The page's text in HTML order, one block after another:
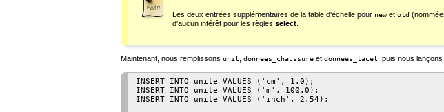
Les deux entrées supplémentaires de la table d'échelle pour newet old
d'aucun intérêt pour les règles select.
Maintenant, nous remplissons unit donnees_chaussure et donnees_lacet , puis nous
INSERT INTO unite VALUES ('cm', 1.0);
INSERT INTO unite VALUES ('m', 100.0);
INSERT INTO unite VALUES ('inch', 2.54);